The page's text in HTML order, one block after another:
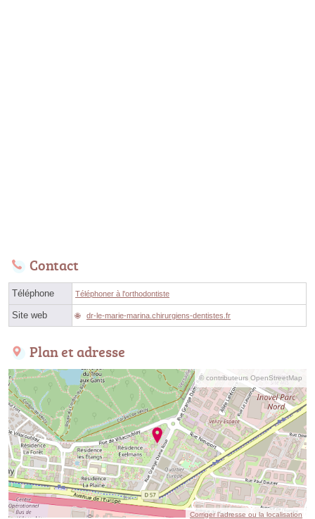
Contact
Téléphone Téléphoner à l'orthodontiste
Site web dr-le-marie-marina.chirurgiens-dentistes.fr
Plan et adresse
© contributeurs OpenStreetMap
Corriger l’adresse ou la localisation